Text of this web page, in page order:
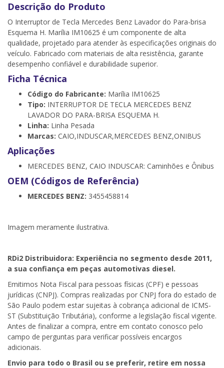
Descrição do Produto
O Interruptor de Tecla Mercedes Benz Lavador do Para-brisa
Esquema H. Marília IM10625 é um componente de alta
qualidade, projetado para atender às especificações originais do
veículo. Fabricado com materiais de alta resistência, garante
desempenho confiável e durabilidade superior.
Ficha Técnica
Código do Fabricante: Marília IM10625
Tipo: INTERRUPTOR DE TECLA MERCEDES BENZ
LAVADOR DO PARA-BRISA ESQUEMA H.
Linha: Linha Pesada
Marcas: CAIO,INDUSCAR,MERCEDES BENZ,ONIBUS
Aplicações
MERCEDES BENZ, CAIO INDUSCAR: Caminhões e Ônibus
OEM (Códigos de Referência)
MERCEDES BENZ: 3455458814
Imagem meramente ilustrativa.
RDi2 Distribuidora: Experiência no segmento desde 2011,
a sua confiança em peças automotivas diesel.
Emitimos Nota Fiscal para pessoas físicas (CPF) e pessoas
jurídicas (CNPJ). Compras realizadas por CNPJ fora do estado de
São Paulo podem estar sujeitas à cobrança adicional de ICMS-
ST (Substituição Tributária), conforme a legislação fiscal vigente.
Antes de finalizar a compra, entre em contato conosco pelo
campo de perguntas para verificar possíveis encargos
adicionais.
Envio para todo o Brasil ou se preferir, retire em nossa